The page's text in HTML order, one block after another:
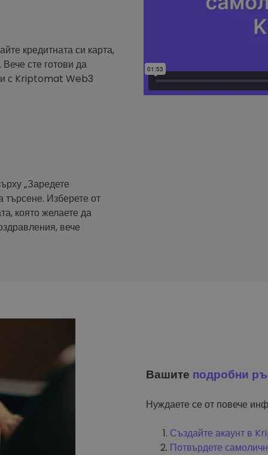
кредитната си карта,
сте готови да
с Kriptomat Web3
„Заредете
търсене. Изберете от
която желаете да
вече
Вашите подробни
Нуждаете се от повече
Създайте акаунт в
Потвърдете